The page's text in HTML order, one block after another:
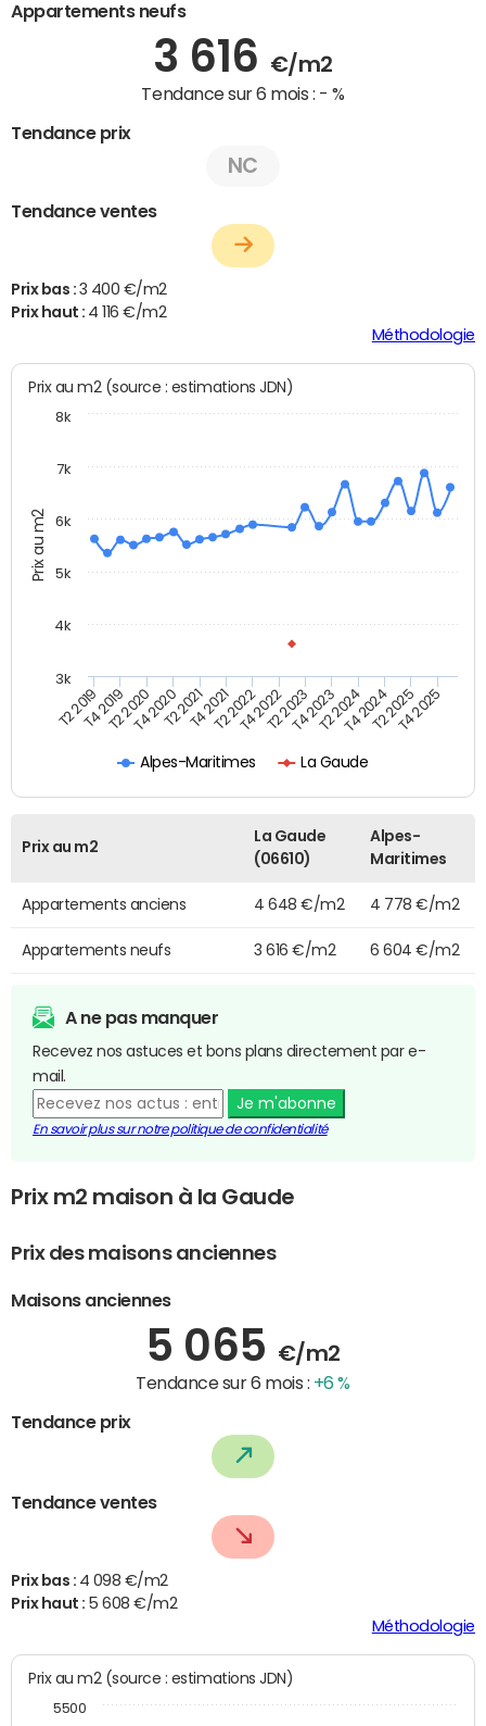
Appartements neufs
3 616 €/m2
Tendance sur 6 mois : - %
Tendance prix
NC
Tendance ventes
Prix bas : 3 400 €/m2
Prix haut : 4 116 €/m2
Méthodologie
Prix au m2
Prix au m2 (source : estimations JDN)
Alpes-Maritimes La Gaude
T2 2019T4 2019T2 2020T4 2020T2 2021T4 2021T2 2022T4 2022T2 2023T4 2023T2 2024T4 2024T2 2025T4 2025
3k
4k
5k
6k
7k
8k
Prix au m2
La Gaude
(06610)
Alpes-
Maritimes
Appartements anciens 4 648 €/m2 4 778 €/m2
Appartements neufs 3 616 €/m2 6 604 €/m2
A ne pas manquer
Recevez nos astuces et bons plans directement par e-
mail.
Je m'abonne
En savoir plus sur notre politique de confidentialité
Prix m2 maison à la Gaude
Prix des maisons anciennes
Maisons anciennes
5 065 €/m2
Tendance sur 6 mois : +6 %
Tendance prix
Tendance ventes
Prix bas : 4 098 €/m2
Prix haut : 5 608 €/m2
Méthodologie
Prix au m2 (source : estimations JDN)
5500